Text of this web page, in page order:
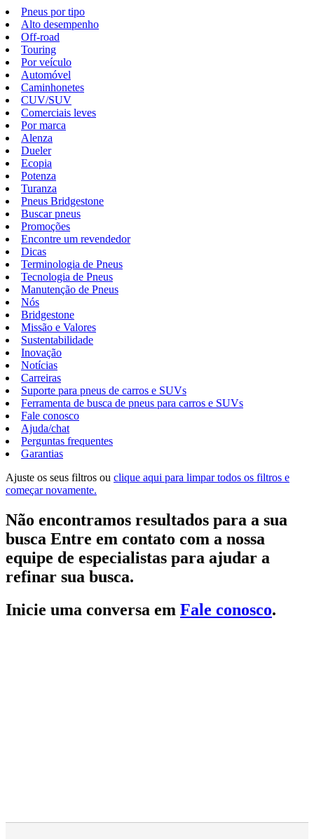
Pneus por tipo
Alto desempenho
Off-road
Touring
Por veículo
Automóvel
Caminhonetes
CUV/SUV
Comerciais leves
Por marca
Alenza
Dueler
Ecopia
Potenza
Turanza
Pneus Bridgestone
Buscar pneus
Promoções
Encontre um revendedor
Dicas
Terminologia de Pneus
Tecnologia de Pneus
Manutenção de Pneus
Nós
Bridgestone
Missão e Valores
Sustentabilidade
Inovação
Notícias
Carreiras
Suporte para pneus de carros e SUVs
Ferramenta de busca de pneus para carros e SUVs
Fale conosco
Ajuda/chat
Perguntas frequentes
Garantias
Ajuste os seus filtros ou clique aqui para limpar todos os filtros e
começar novamente.
Não encontramos resultados para a sua
busca Entre em contato com a nossa
equipe de especialistas para ajudar a
refinar sua busca.
Inicie uma conversa em Fale conosco.